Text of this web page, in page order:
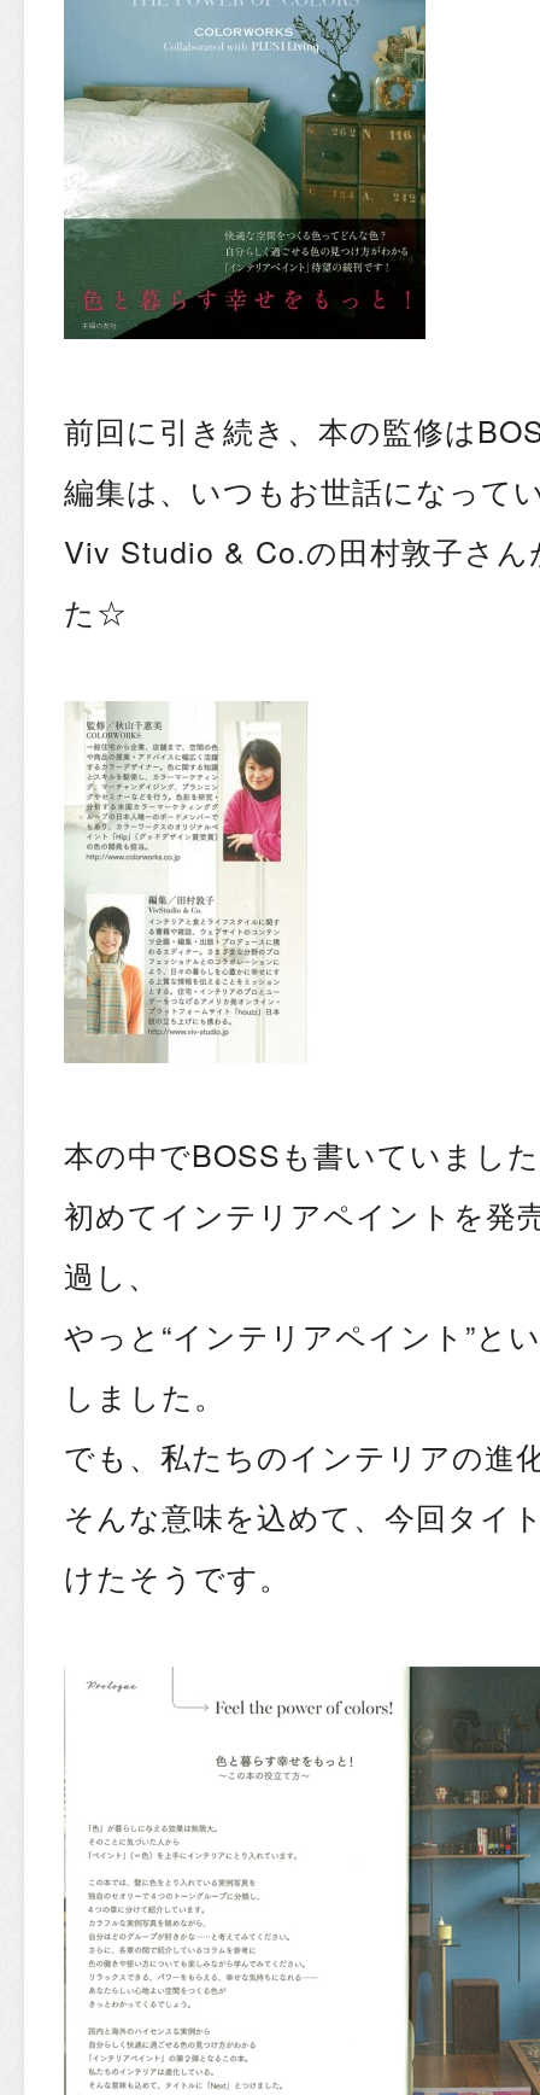
前回に引き続き、本の監修は
編集は、いつもお世話になって
Viv Studio & Co.の田村敦子さ
た☆
本の中でBOSSも書いていまし
初めてインテリアペイントを発
過し、
やっと“インテリアペイント”と
しました。
でも、私たちのインテリアの進
そんな意味を込めて、今回タイ
けたそうです。